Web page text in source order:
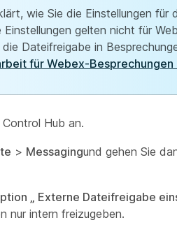
wie Sie die Einstellungen für
Einstellungen gelten nicht für
die Dateifreigabe in
für Webex-Besprechungen
Hub an.
> Messagingund gehen Sie
„ Externe Dateifreigabe
nur intern freizugeben.